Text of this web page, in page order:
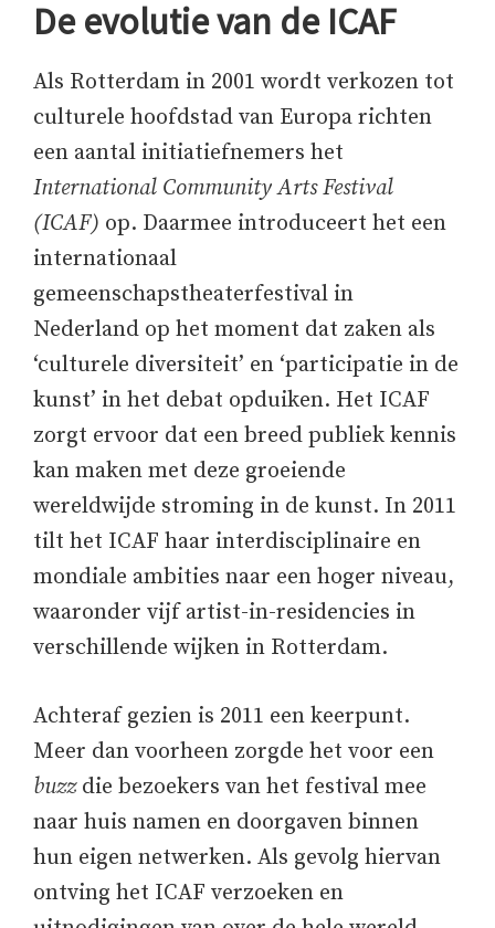
De evolutie van de ICAF
Als Rotterdam in 2001 wordt verkozen tot
culturele hoofdstad van Europa richten
een aantal initiatiefnemers het
International Community Arts Festival
(ICAF) op. Daarmee introduceert het een
internationaal
gemeenschapstheaterfestival in
Nederland op het moment dat zaken als
‘culturele diversiteit’ en ‘participatie in de
kunst’ in het debat opduiken. Het ICAF
zorgt ervoor dat een breed publiek kennis
kan maken met deze groeiende
wereldwijde stroming in de kunst. In 2011
tilt het ICAF haar interdisciplinaire en
mondiale ambities naar een hoger niveau,
waaronder vijf artist-in-residencies in
verschillende wijken in Rotterdam.
Achteraf gezien is 2011 een keerpunt.
Meer dan voorheen zorgde het voor een
buzz die bezoekers van het festival mee
naar huis namen en doorgaven binnen
hun eigen netwerken. Als gevolg hiervan
ontving het ICAF verzoeken en